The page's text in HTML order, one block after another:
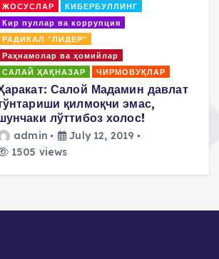
КОАЛИЦИЯ
Коррупция и отмывание денег
ПОВИЛИКА
Покрователи и спонсоры
Пропаганда насилия и террор
Салай Хакназар
Пулат Ахунов: Нам надо
заявить, что мы не разделяем
методы М.Салиха а
придерживаемся
демократических и
ненасильственных методов…
admin
July 10, 2019